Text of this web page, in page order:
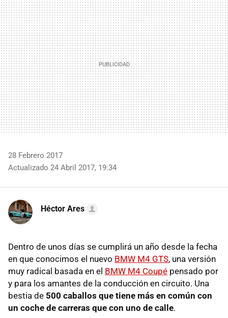
MAIL
28 Febrero 2017
Actualizado 24 Abril 2017, 19:34
Héctor Ares
Dentro de unos días se cumplirá un año desde la fecha
en que conocimos el nuevo BMW M4 GTS, una versión
muy radical basada en el BMW M4 Coupé pensado por
y para los amantes de la conducción en circuito. Una
bestia de 500 caballos que tiene más en común con
un coche de carreras que con uno de calle.